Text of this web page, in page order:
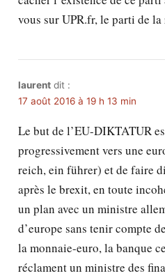
vous sur UPR.fr, le parti de la
laurent dit :
17 août 2016 à 19 h 13 min
Le but de l’EU-DIKTATUR
progressivement vers une
reich, ein führer) et de faire
après le brexit, en toute
un plan avec un ministre
d’europe sans tenir compte
la monnaie-euro, la banque
réclament un ministre des